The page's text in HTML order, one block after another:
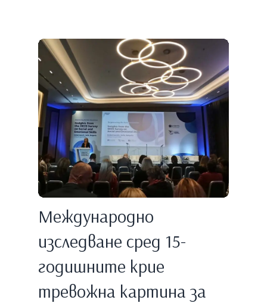
Международно
изследване сред 15-
годишните крие
тревожна картина за